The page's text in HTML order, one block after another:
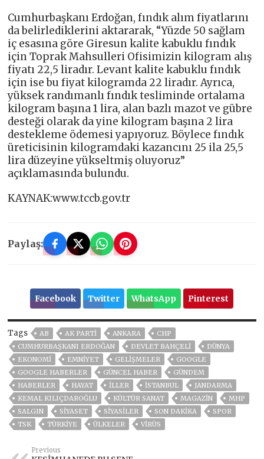
Cumhurbaşkanı Erdoğan, fındık alım fiyatlarını
da belirlediklerini aktararak, “Yüzde 50 sağlam
iç esasına göre Giresun kalite kabuklu fındık
için Toprak Mahsulleri Ofisimizin kilogram alış
fiyatı 22,5 liradır. Levant kalite kabuklu fındık
için ise bu fiyat kilogramda 22 liradır. Ayrıca,
yüksek randımanlı fındık tesliminde ortalama
kilogram başına 1 lira, alan bazlı mazot ve gübre
desteği olarak da yine kilogram başına 2 lira
destekleme ödemesi yapıyoruz. Böylece fındık
üreticisinin kilogramdaki kazancını 25 ila 25,5
lira düzeyine yükseltmiş oluyoruz”
açıklamasında bulundu.
KAYNAK:www.tccb.gov.tr
Paylaş:
Facebook Twitter WhatsApp Pinterest
Tags AB AK PARTİ ANKARA
CHP
CUMHURBAŞKANI ERDOĞAN
DEVLET BAHÇELİ
DÜNYA
EKONOMİ
EMNİYET GELIŞMELER
GOOGLE
GOOGLE HABERLER
GÜNCEL HABER
GÜNDEM
HABERLER
HAYAT İLLER ISTANBUL
JANDARMA
KEMAL KILIÇDAROĞLU
KÜLTÜR SANAT MAGAZİN
MHP
SALGIN
SİYASET SİYASİLER SON DAKIKA
SPOR
TSK
TÜRKİYE ÜLKELER VIRÜS
Previous